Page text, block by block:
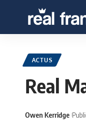
ACTUS
Real
Owen Kerridge